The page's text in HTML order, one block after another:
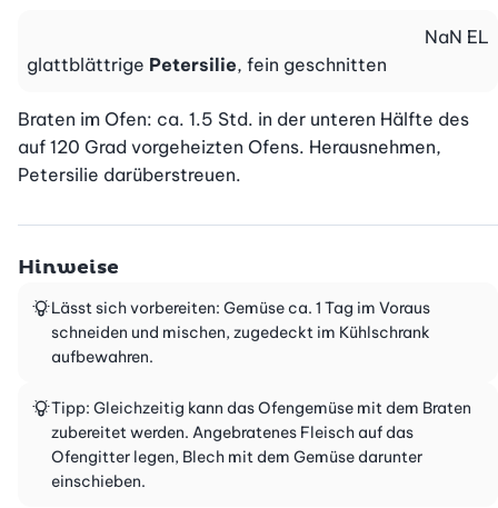
glattblättrige Petersilie, fein geschnitten
NaN EL
Braten im Ofen: ca. 1.5 Std. in der unteren Hälfte des
auf 120 Grad vorgeheizten Ofens. Herausnehmen,
Petersilie darüberstreuen.
Hinweise
Lässt sich vorbereiten: Gemüse ca. 1 Tag im Voraus
schneiden und mischen, zugedeckt im Kühlschrank
aufbewahren.
Tipp: Gleichzeitig kann das Ofengemüse mit dem Braten
zubereitet werden. Angebratenes Fleisch auf das
Ofengitter legen, Blech mit dem Gemüse darunter
einschieben.